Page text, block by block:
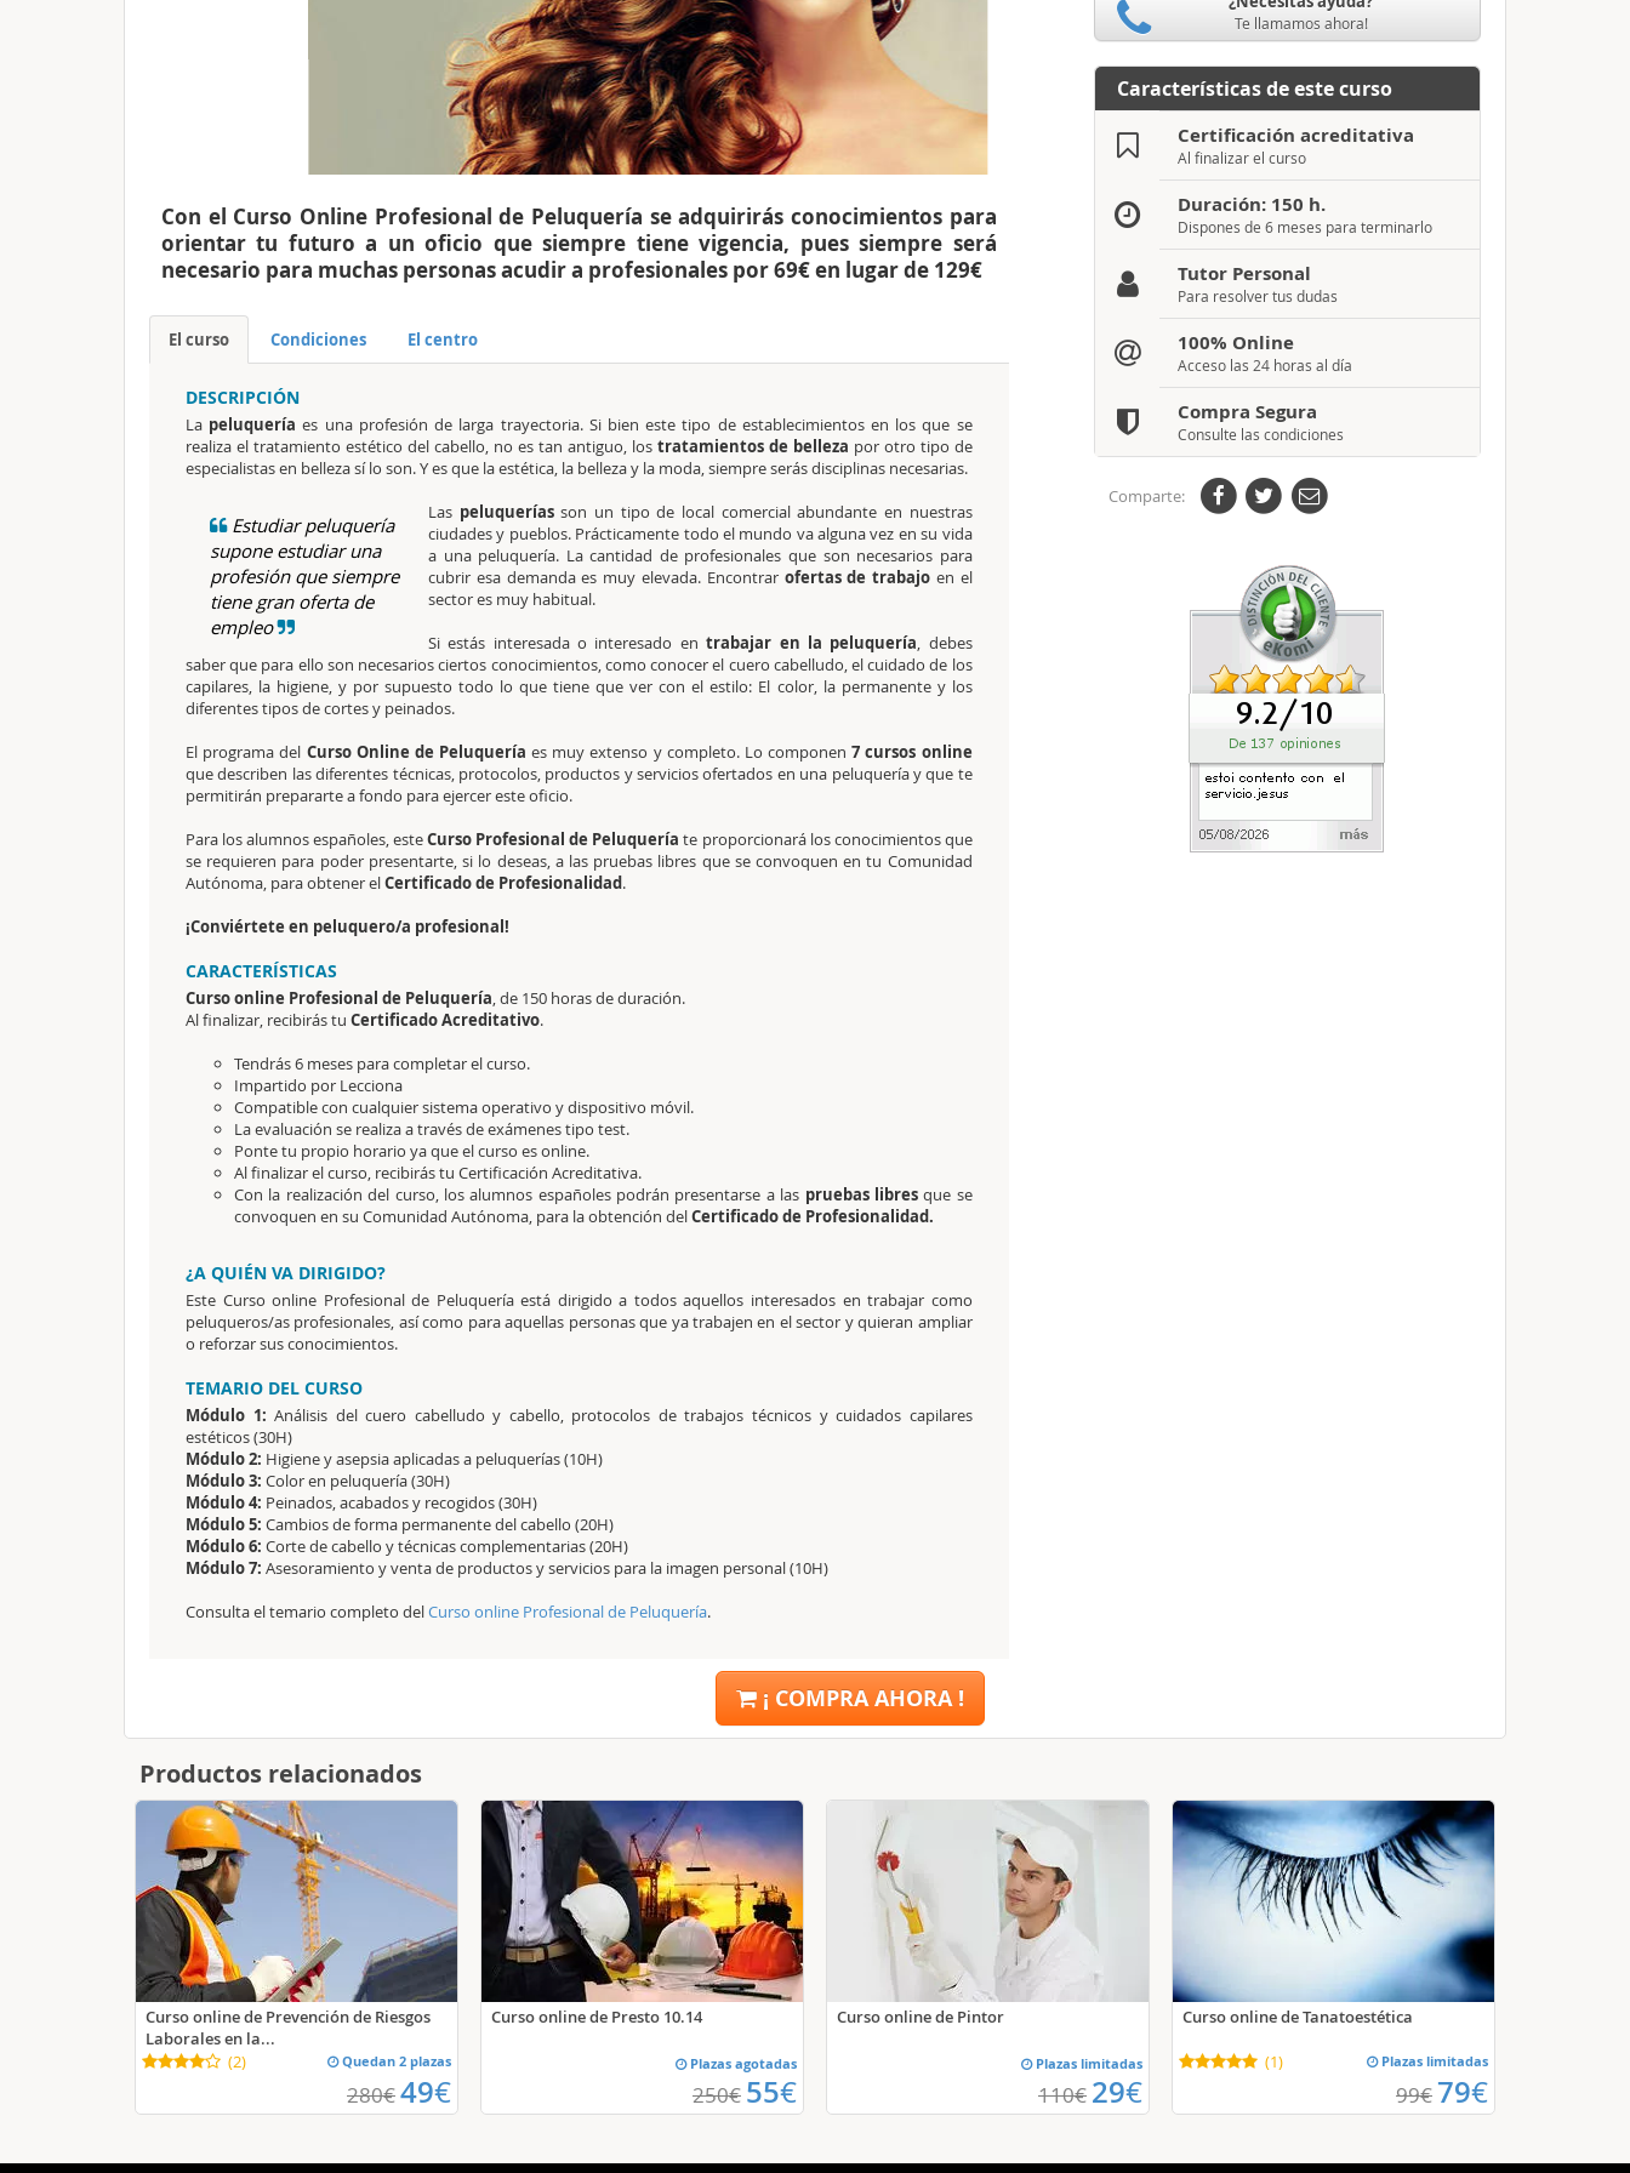
Con el Curso Online Profesional de Peluquería se adquirirás conocimientos para
orientar tu futuro a un oficio que siempre tiene vigencia, pues siempre será
necesario para muchas personas acudir a profesionales por 69€ en lugar de 129€
El curso Condiciones El centro
DESCRIPCIÓN
La peluquería es una profesión de larga trayectoria. Si bien este tipo de establecimientos en los que se
realiza el tratamiento estético del cabello, no es tan antiguo, los tratamientos de belleza por otro tipo de
especialistas en belleza sí lo son. Y es que la estética, la belleza y la moda, siempre serás disciplinas necesarias.
Estudiar peluquería
supone estudiar una
profesión que siempre
tiene gran oferta de
empleo
Las peluqueríasson un tipo de local comercial abundante en nuestras
ciudades y pueblos. Prácticamente todo el mundo va alguna vez en su vida
a una peluquería. La cantidad de profesionales que son necesarios para
cubrir esa demanda es muy elevada. Encontrar ofertas de trabajo en el
sector es muy habitual.
Si estás interesada o interesado entrabajar en la peluquería, debes
saber que para ello son necesarios ciertos conocimientos, como conocer el cuero cabelludo, el cuidado de los
capilares, la higiene, y por supuesto todo lo que tiene que ver con el estilo: El color, la permanente y los
diferentes tipos de cortes y peinados.
El programa del Curso Online de Peluquería es muy extenso y completo. Lo componen7 cursos online
que describen las diferentes técnicas, protocolos, productos y servicios ofertados en una peluquería y que te
permitirán prepararte a fondo para ejercer este oficio.
Para los alumnos españoles, esteCurso Profesional de Peluquería te proporcionará los conocimientos que
se requieren para poder presentarte, si lo deseas, a las pruebas libres que se convoquen en tu Comunidad
Autónoma, para obtener elCertificado de Profesionalidad.
¡Conviértete en peluquero/a profesional!
CARACTERÍSTICAS
Curso online Profesional de Peluquería, de 150 horas de duración.
Al finalizar, recibirás tu Certificado Acreditativo.
Tendrás 6 meses para completar el curso.
Impartido por Lecciona
Compatible con cualquier sistema operativo y dispositivo móvil.
La evaluación se realiza a través de exámenes tipo test.
Ponte tu propio horario ya que el curso es online.
Al finalizar el curso, recibirás tu Certificación Acreditativa.
Con la realización del curso, los alumnos españoles podrán presentarse a las pruebas libresque se
convoquen en su Comunidad Autónoma, para la obtención delCertificado de Profesionalidad.
¿A QUIÉN VA DIRIGIDO?
Este Curso online Profesional de Peluquería está dirigido a todos aquellos interesados en trabajar como
peluqueros/as profesionales, así como para aquellas personas que ya trabajen en el sector y quieran ampliar
o reforzar sus conocimientos.
TEMARIO DEL CURSO
Módulo 1: Análisis del cuero cabelludo y cabello, protocolos de trabajos técnicos y cuidados capilares
estéticos (30H)
Módulo 2: Higiene y asepsia aplicadas a peluquerías (10H)
Módulo 3: Color en peluquería (30H)
Módulo 4: Peinados, acabados y recogidos (30H)
Módulo 5: Cambios de forma permanente del cabello (20H)
Módulo 6: Corte de cabello y técnicas complementarias (20H)
Módulo 7: Asesoramiento y venta de productos y servicios para la imagen personal (10H)
Consulta el temario completo delCurso online Profesional de Peluquería.
¡ COMPRA AHORA !
Te llamamos ahora!
Características de este curso
Certificación acreditativa
Al finalizar el curso
Duración: 150 h.
Dispones de 6 meses para terminarlo
Tutor Personal
Para resolver tus dudas
100% Online
Acceso las 24 horas al día
Compra Segura
Consulte las condiciones
Comparte:
Productos relacionados
Curso online de Prevención de Riesgos
Laborales en la...
(2) Quedan 2 plazas
280€49€
Curso online de Presto 10.14
Plazas agotadas
250€ 55€
Curso online de Pintor
Plazas limitadas
110€ 29€
Curso online de Tanatoestética
(1) Plazas limitadas
99€79€